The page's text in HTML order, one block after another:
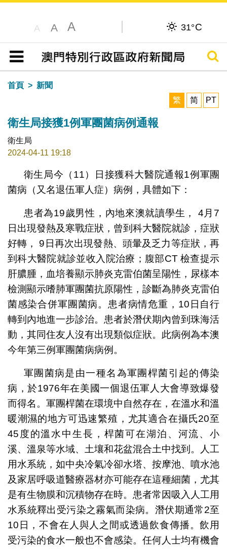
A A A 31°C
目錄
搜尋
首頁
新聞
繁
简 PT
衛生局接獲1例軍團菌病例通報
衛生局
2024-04-11 19:18
衛生局今（11）日接獲科大醫院通報1例軍團
菌病（又名退伍軍人症）病例，具體如下：
患者為19歲男性，內地來澳就讀學生， 4月7
日出現發熱及寒戰症狀，曾到科大醫院就診，症狀
好轉， 9日再次出現發熱、頭暈及乏力等症狀，再
到科大醫院就診並收入院治療；腹部CT 檢查提示
肝膿腫，血培養顯示肺炎克雷伯菌呈陽性，尿樣本
檢測顯示嗜肺軍團菌抗原陽性，診斷為肺炎克雷伯
菌感染合併軍團菌病。患者病情危重，10日自行
轉到內地進一步診治。患者於潛伏期內曾到珠海活
動，其同住友人沒有出現類似症狀。此病例為本澳
今年第三例軍團菌病病例。
軍團菌病是由一種名為軍團桿菌引起的傳染
病，於1976年在美國一個退伍軍人大會導致爆發
而得名。軍團桿菌在環境中自然存在，在溫水和溫
暖潮濕的地方可迅速繁殖，尤其適合在攝氏20至
45度的溫水中生長，桿菌可在湖泊、河流、小
溪、溫泉等水域、土壤和花盆混合土中找到。人工
用水系統，如中央冷氣冷卻水塔、按摩池、噴水池
及家居呼吸道醫療器材亦可能存在這種細菌，尤其
是有生物膜和沉積物存在時。患者常因吸入人工用
水系統釋出受污染之霧氣而染病。潛伏期通常2至
10日，不會在人與人之間或透過飲食傳播。飲用
受污染的食水一般也不會感染。任何人士均有機會